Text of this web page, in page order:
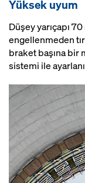
Yüksek uyum
Düşey yarıçapı
engellenmeden
braket başına bir
sistemi ile